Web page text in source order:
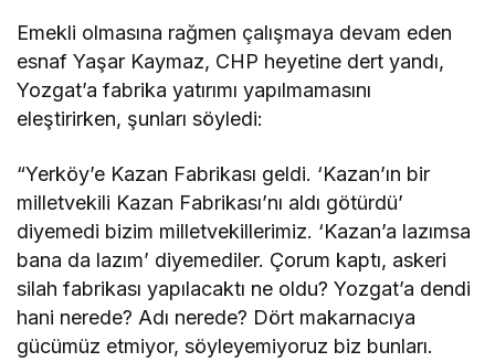
Emekli olmasına rağmen çalışmaya devam eden
esnaf Yaşar Kaymaz, CHP heyetine dert yandı,
Yozgat’a fabrika yatırımı yapılmamasını
eleştirirken, şunları söyledi:
“Yerköy’e Kazan Fabrikası geldi. ‘Kazan’ın bir
milletvekili Kazan Fabrikası’nı aldı götürdü’
diyemedi bizim milletvekillerimiz. ‘Kazan’a lazımsa
bana da lazım’ diyemediler. Çorum kaptı, askeri
silah fabrikası yapılacaktı ne oldu? Yozgat’a dendi
hani nerede? Adı nerede? Dört makarnacıya
gücümüz etmiyor, söyleyemiyoruz biz bunları.